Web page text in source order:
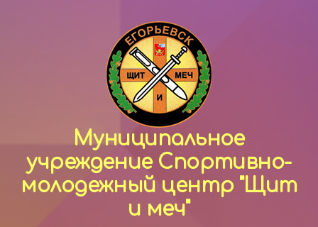
Муниципальное
учреждение Спортивно-
молодежный центр "Щит
и меч"